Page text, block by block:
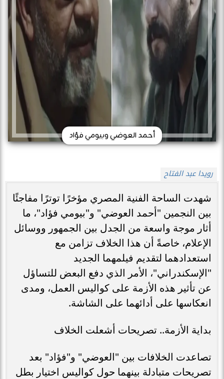
أحمد العوضي وبيومي فؤاد
رويدا عبد الفتاح
شهدت الساحة الفنية المصري مؤخرًا توترًا مفاجئًا
بين النجمين "أحمد العوضي" و"بيومي فؤاد"، ما
أثار موجة واسعة من الجدل بين الجمهور ووسائل
الإعلام، خاصةً أن هذا الخلاف تزامن مع
استعدادهما لتقديم فيلمهما الجديد
"الإسكندراني"، الأمر الذي دفع البعض للتساؤل
عن تأثير هذه الأزمة على كواليس العمل، ومدى
انعكاسها على أدائهما على الشاشة.
بداية الأزمة.. تصريحات أشعلت الخلاف
تصاعدت الخلافات بين "العوضي" و"فؤاد" بعد
تصريحات متبادلة بينهما حول كواليس اختيار بطل